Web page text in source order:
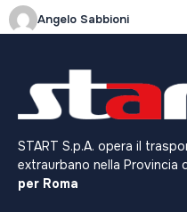
Angelo Sabbioni
START S.p.A. opera il
extraurbano nella Provincia
per Roma